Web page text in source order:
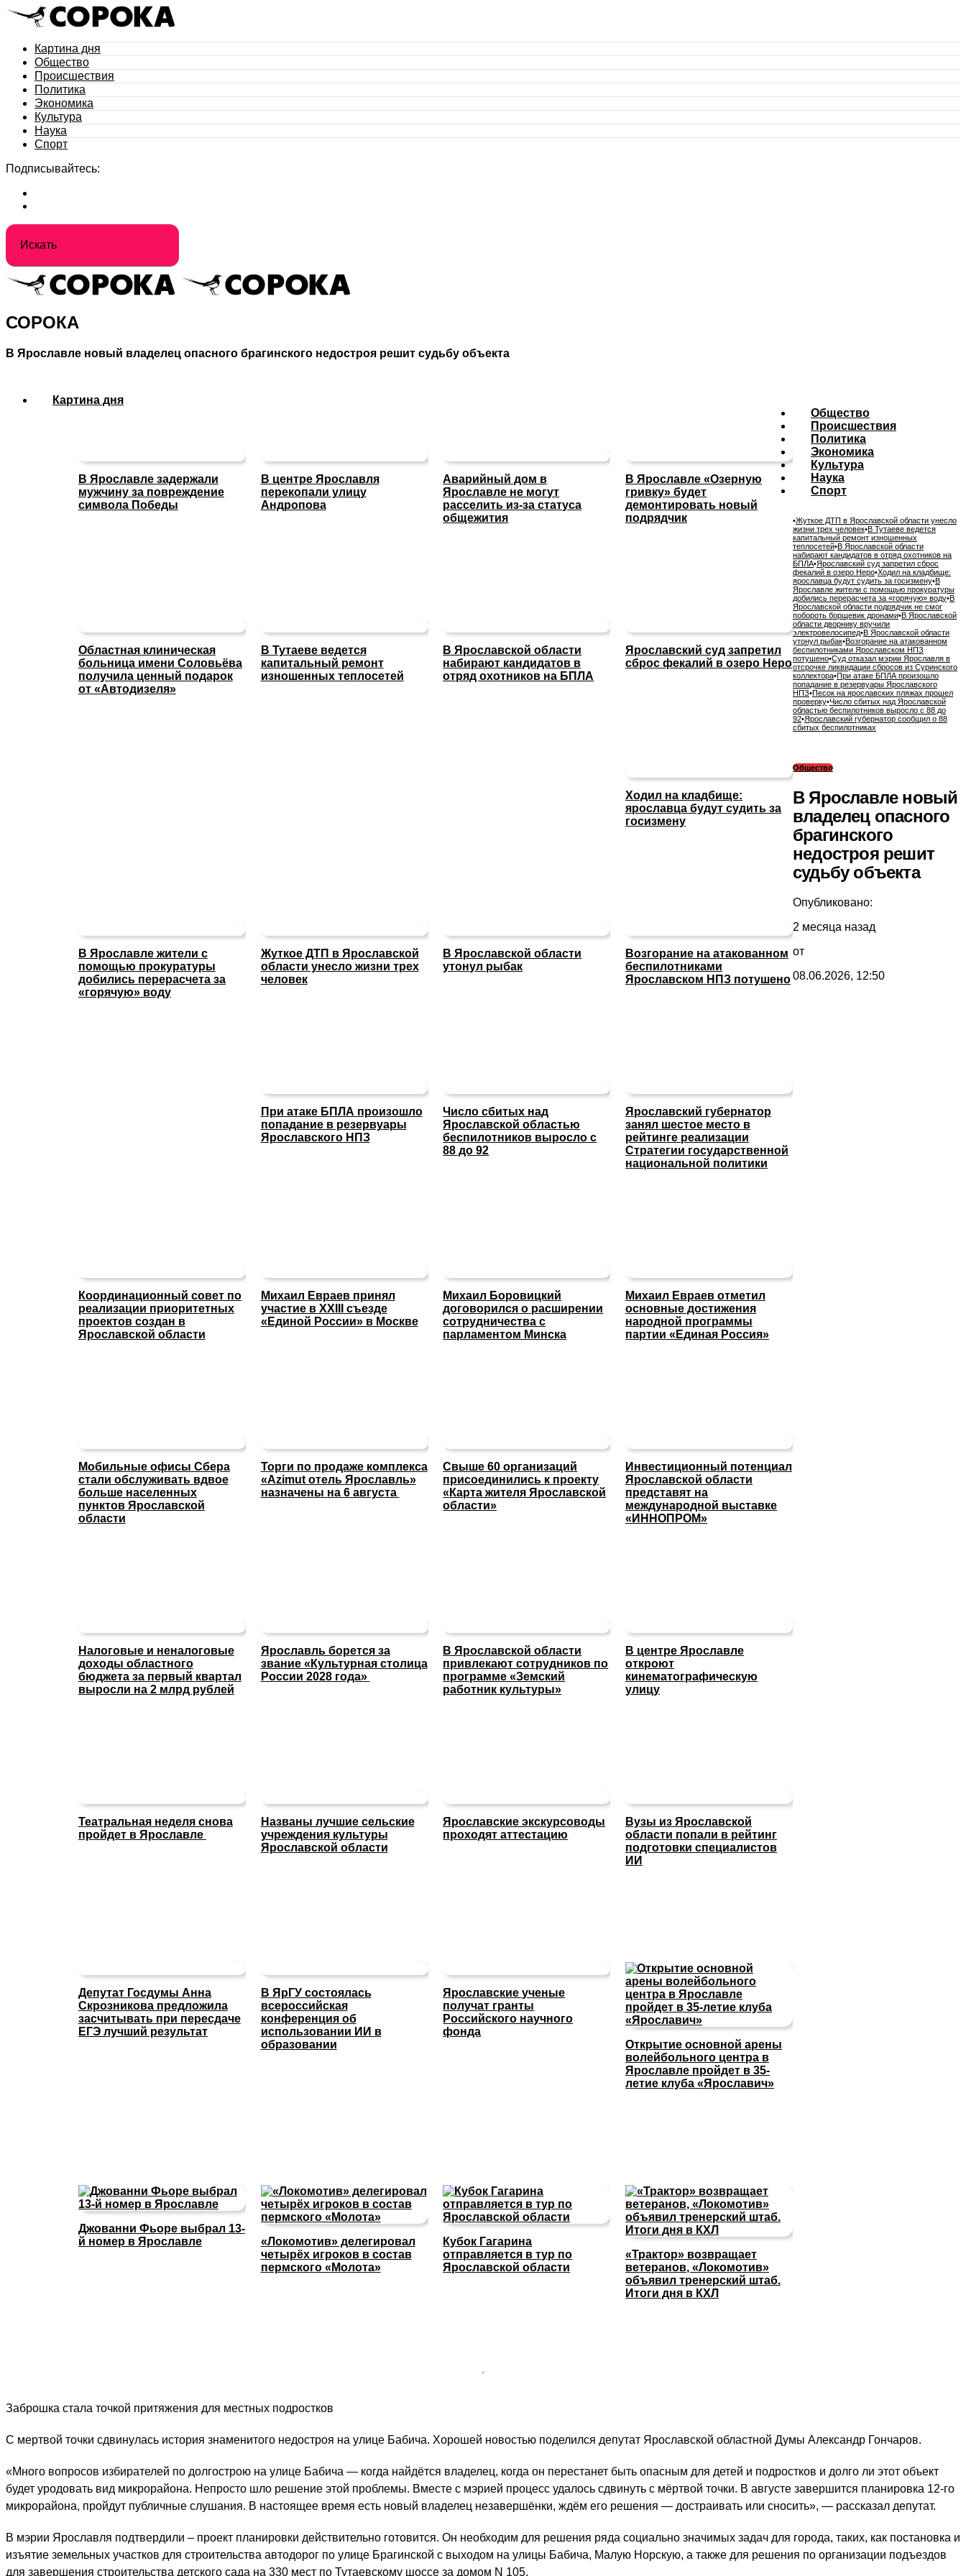
Картина дня
Общество
Происшествия
Политика
Экономика
Культура
Наука
Спорт
Подписывайтесь:
СОРОКА
В Ярославле новый владелец опасного брагинского недостроя решит судьбу объекта
Картина дня
В Ярославле задержали
мужчину за повреждение
символа Победы
В центре Ярославля
перекопали улицу
Андропова
Аварийный дом в
Ярославле не могут
расселить из-за статуса
общежития
В Ярославле «Озерную
гривку» будет
демонтировать новый
подрядчик
Областная клиническая
больница имени Соловьёва
получила ценный подарок
от «Автодизеля»
Общество
В Тутаеве ведется
капитальный ремонт
изношенных теплосетей
В Ярославской области
набирают кандидатов в
отряд охотников на БПЛА
Ярославский суд запретил
сброс фекалий в озеро Неро
Ходил на кладбище:
ярославца будут судить за
госизмену
В Ярославле жители с
помощью прокуратуры
добились перерасчета за
«горячую» воду
Происшествия
Жуткое ДТП в Ярославской
области унесло жизни трех
человек
В Ярославской области
утонул рыбак
Возгорание на атакованном
беспилотниками
Ярославском НПЗ потушено
При атаке БПЛА произошло
попадание в резервуары
Ярославского НПЗ
Число сбитых над
Ярославской областью
беспилотников выросло с
88 до 92
Политика
Ярославский губернатор
занял шестое место в
рейтинге реализации
Стратегии государственной
национальной политики
Координационный совет по
реализации приоритетных
проектов создан в
Ярославской области
Михаил Евраев принял
участие в XXIII съезде
«Единой России» в Москве
Михаил Боровицкий
договорился о расширении
сотрудничества с
парламентом Минска
Михаил Евраев отметил
основные достижения
народной программы
партии «Единая Россия»
Экономика
Мобильные офисы Сбера
стали обслуживать вдвое
больше населенных
пунктов Ярославской
области
Торги по продаже комплекса
«Azimut отель Ярославль»
назначены на 6 августа
Свыше 60 организаций
присоединились к проекту
«Карта жителя Ярославской
области»
Инвестиционный потенциал
Ярославской области
представят на
международной выставке
«ИННОПРОМ»
Налоговые и неналоговые
доходы областного
бюджета за первый квартал
выросли на 2 млрд рублей
Культура
Ярославль борется за
звание «Культурная столица
России 2028 года»
В Ярославской области
привлекают сотрудников по
программе «Земский
работник культуры»
В центре Ярославле
откроют
кинематографическую
улицу
Театральная неделя снова
пройдет в Ярославле
Названы лучшие сельские
учреждения культуры
Ярославской области
Наука
Ярославские экскурсоводы
проходят аттестацию
Вузы из Ярославской
области попали в рейтинг
подготовки специалистов
ИИ
Депутат Госдумы Анна
Скрозникова предложила
засчитывать при пересдаче
ЕГЭ лучший результат
В ЯрГУ состоялась
всероссийская
конференция об
использовании ИИ в
образовании
Ярославские ученые
получат гранты
Российского научного
фонда
Спорт
Открытие основной арены
волейбольного центра в
Ярославле пройдет в 35-
летие клуба «Ярославич»
Джованни Фьоре выбрал 13-
й номер в Ярославле
«Локомотив» делегировал
четырёх игроков в состав
пермского «Молота»
Кубок Гагарина
отправляется в тур по
Ярославской области
«Трактор» возвращает
ветеранов, «Локомотив»
объявил тренерский штаб.
Итоги дня в КХЛ
•Жуткое ДТП в Ярославской области унесло
жизни трех человек•В Тутаеве ведется
капитальный ремонт изношенных
теплосетей•В Ярославской области
набирают кандидатов в отряд охотников на
БПЛА•Ярославский суд запретил сброс
фекалий в озеро Неро•Ходил на кладбище:
ярославца будут судить за госизмену•В
Ярославле жители с помощью прокуратуры
добились перерасчета за «горячую» воду•В
Ярославской области подрядчик не смог
побороть борщевик дронами•В Ярославской
области дворнику вручили
электровелосипед•В Ярославской области
утонул рыбак•Возгорание на атакованном
беспилотниками Ярославском НПЗ
потушено•Суд отказал мэрии Ярославля в
отсрочке ликвидации сбросов из Суринского
коллектора•При атаке БПЛА произошло
попадание в резервуары Ярославского
НПЗ•Песок на ярославских пляжах прошел
проверку•Число сбитых над Ярославской
областью беспилотников выросло с 88 до
92•Ярославский губернатор сообщил о 88
сбитых беспилотниках
Общество
В Ярославле новый
владелец опасного
брагинского
недостроя решит
судьбу объекта
Опубликовано:
2 месяца назад
от
08.06.2026, 12:50
Заброшка стала точкой притяжения для местных подростков
С мертвой точки сдвинулась история знаменитого недостроя на улице Бабича. Хорошей новостью поделился депутат Ярославской областной Думы Александр Гончаров.
«Много вопросов избирателей по долгострою на улице Бабича — когда найдётся владелец, когда он перестанет быть опасным для детей и подростков и долго ли этот объект
будет уродовать вид микрорайона. Непросто шло решение этой проблемы. Вместе с мэрией процесс удалось сдвинуть с мёртвой точки. В августе завершится планировка 12-го
микрорайона, пройдут публичные слушания. В настоящее время есть новый владелец незавершёнки, ждём его решения — достраивать или сносить», — рассказал депутат.
В мэрии Ярославля подтвердили – проект планировки действительно готовится. Он необходим для решения ряда социально значимых задач для города, таких, как постановка и
изъятие земельных участков для строительства автодорог по улице Брагинской с выходом на улицы Бабича, Малую Норскую, а также для решения по организации подъездов
для завершения строительства детского сада на 330 мест по Тутаевскому шоссе за домом N 105.